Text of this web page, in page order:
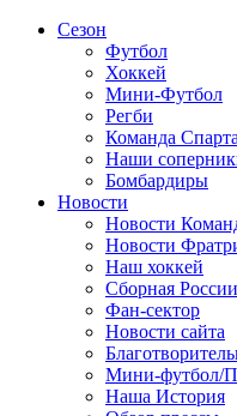
Сезон
Футбол
Хоккей
Мини-Футбол
Регби
Команда
Наши
Бомбардиры
Новости
Новости
Новости
Наш хоккей
Сборная России
Фан-cектор
Новости сайта
Мини-футбол/
Наша История